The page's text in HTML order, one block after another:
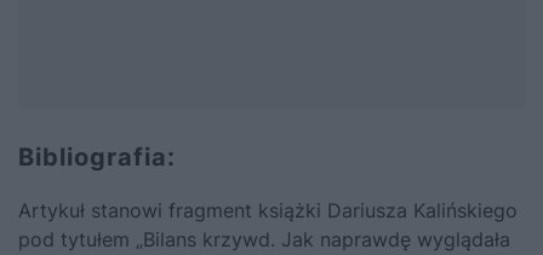
Bibliografia:
Artykuł stanowi fragment książki Dariusza Kalińskiego
pod tytułem „Bilans krzywd. Jak naprawdę wyglądała